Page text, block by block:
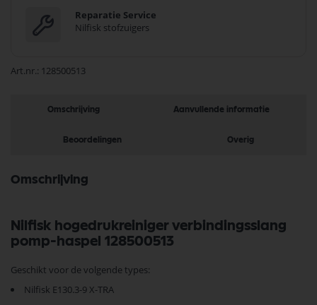
Reparatie Service
Nilfisk stofzuigers
Art.nr. 128500513
Omschrijving Aanvullende informatie
Beoordelingen Overig
Omschrijving
Nilfisk hogedrukreiniger verbindingsslang
pomp-haspel 128500513
Geschikt voor de volgende types:
Nilfisk E130.3-9 X-TRA